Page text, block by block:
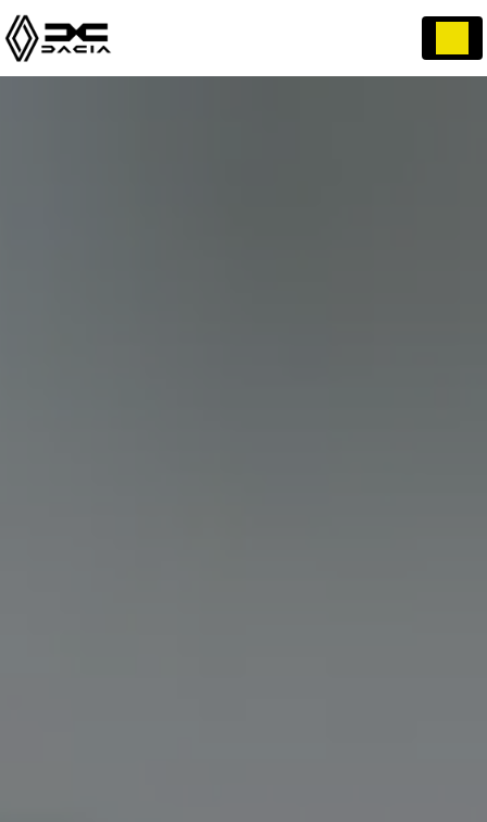
Panneau de gestion des cookies